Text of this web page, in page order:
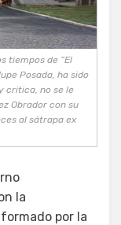
tiempos de “El
Posada, ha sido
critica, no se le
Obrador con su
al sátrapa ex
la
por la